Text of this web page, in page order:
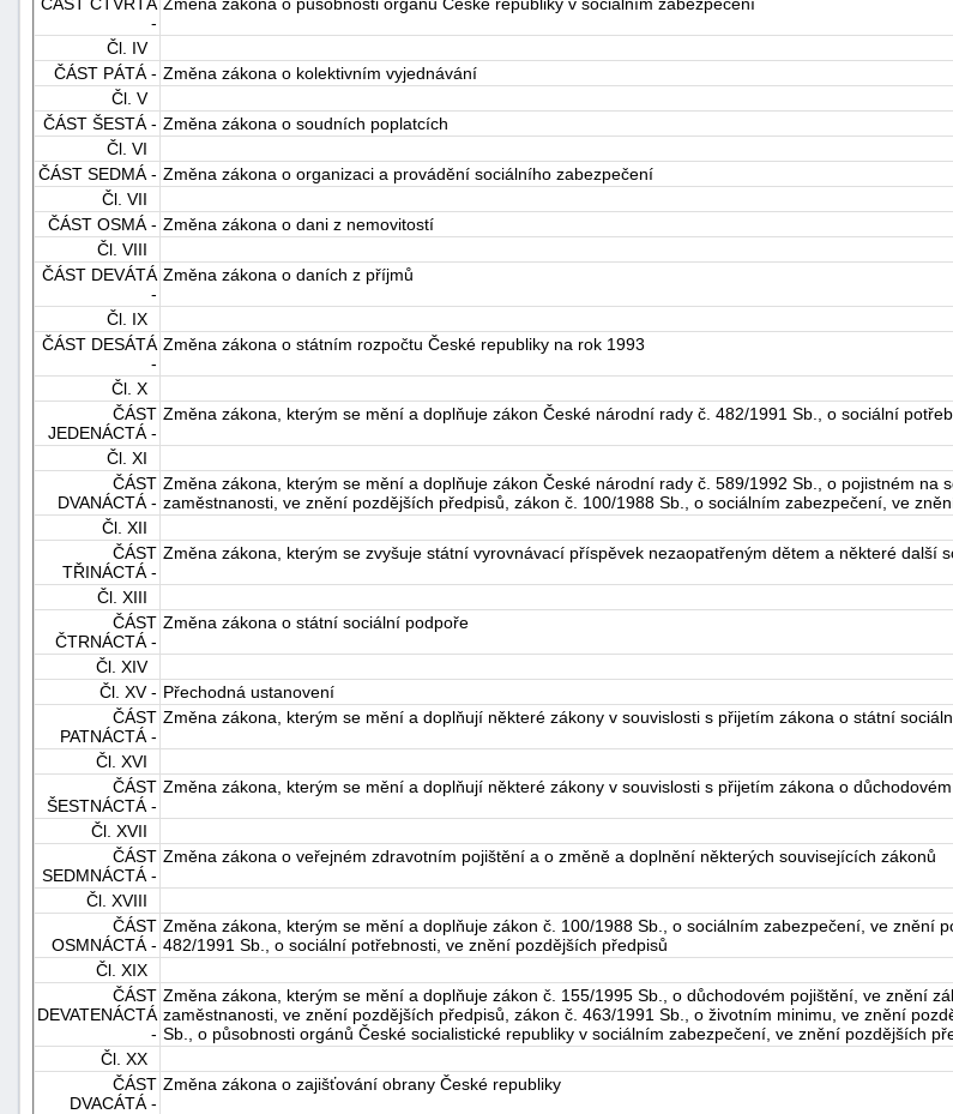
-
Čl. IV
ČÁST PÁTÁ - Změna zákona o kolektivním vyjednávání
Čl. V
ČÁST ŠESTÁ - Změna zákona o soudních poplatcích
Čl. VI
ČÁST SEDMÁ - Změna zákona o organizaci a provádění sociálního zabezpečení
Čl. VII
ČÁST OSMÁ - Změna zákona o dani z nemovitostí
Čl. VIII
ČÁST DEVÁTÁ
-
Změna zákona o daních z příjmů
Čl. IX
ČÁST DESÁTÁ
-
Změna zákona o státním rozpočtu České republiky na rok 1993
Čl. X
ČÁST
JEDENÁCTÁ -
Změna zákona, kterým se mění a doplňuje zákon České národní rady č. 482/1991 Sb., o sociální
Čl. XI
ČÁST
DVANÁCTÁ -
Změna zákona, kterým se mění a doplňuje zákon České národní rady č. 589/1992 Sb., o pojistném na
zaměstnanosti, ve znění pozdějších předpisů, zákon č. 100/1988 Sb., o sociálním zabezpečení, ve
Čl. XII
ČÁST
TŘINÁCTÁ -
Změna zákona, kterým se zvyšuje státní vyrovnávací příspěvek nezaopatřeným dětem a některé další
Čl. XIII
ČÁST
ČTRNÁCTÁ -
Změna zákona o státní sociální podpoře
Čl. XIV
Čl. XV - Přechodná ustanovení
ČÁST
PATNÁCTÁ -
Změna zákona, kterým se mění a doplňují některé zákony v souvislosti s přijetím zákona o státní
Čl. XVI
ČÁST
ŠESTNÁCTÁ -
Změna zákona, kterým se mění a doplňují některé zákony v souvislosti s přijetím zákona o
Čl. XVII
ČÁST
SEDMNÁCTÁ -
Změna zákona o veřejném zdravotním pojištění a o změně a doplnění některých souvisejících zákonů
Čl. XVIII
ČÁST
OSMNÁCTÁ -
Změna zákona, kterým se mění a doplňuje zákon č. 100/1988 Sb., o sociálním zabezpečení, ve znění
482/1991 Sb., o sociální potřebnosti, ve znění pozdějších předpisů
Čl. XIX
ČÁST
DEVATENÁCTÁ
-
Změna zákona, kterým se mění a doplňuje zákon č. 155/1995 Sb., o důchodovém pojištění, ve znění
zaměstnanosti, ve znění pozdějších předpisů, zákon č. 463/1991 Sb., o životním minimu, ve znění
Sb., o působnosti orgánů České socialistické republiky v sociálním zabezpečení, ve znění pozdějších
Čl. XX
ČÁST
DVACÁTÁ -
Změna zákona o zajišťování obrany České republiky